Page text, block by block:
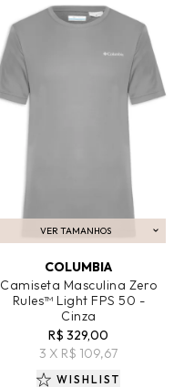
VER TAMANHOS
ADICIONAR AO CARRINHO
COLUMBIA
Camiseta Masculina Zero
Rules™ Light FPS 50 -
Cinza
R$ 329,00
3 X R$ 109,67
WISHLIST